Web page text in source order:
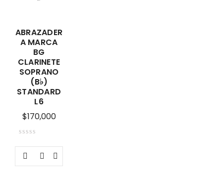
ABRAZADER
A MARCA
BG
CLARINETE
SOPRANO
(B♭)
STANDARD
L6
$170,000